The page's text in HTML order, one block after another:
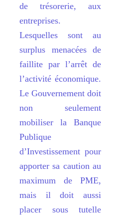
de trésorerie, aux
entreprises.
Lesquelles sont au
surplus menacées de
faillite par l’arrêt de
l’activité économique.
Le Gouvernement doit
non seulement
mobiliser la Banque
Publique
d’Investissement pour
apporter sa caution au
maximum de PME,
mais il doit aussi
placer sous tutelle